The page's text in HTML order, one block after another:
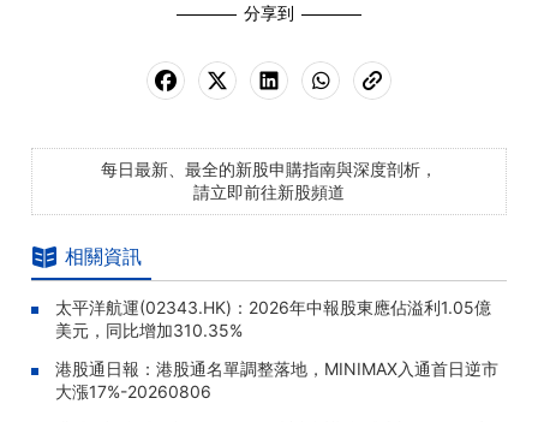
分享到
每日最新、最全的新股申購指南與深度剖析，
請立即前往新股頻道
相關資訊
太平洋航運(02343.HK)：2026年中報股東應佔溢利1.05億
美元，同比增加310.35%
港股通日報：港股通名單調整落地，MINIMAX入通首日逆市
大漲17%-20260806